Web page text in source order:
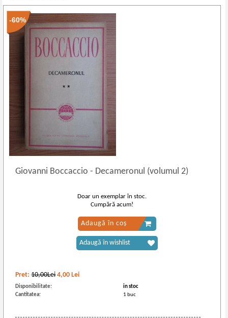
-60%
Giovanni Boccaccio- Decameronul (volumul 2)
Pret:10,00Lei 4,00 Lei
Disponibilitate:
in stoc
Cantitatea:
1 buc
Doar un exemplar în stoc.
Cumpără acum!
Adaugă în coș
Adaugă în wishlist